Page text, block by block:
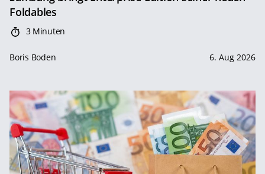
Foldables
3 Minuten
Boris Boden 6. Aug 2026